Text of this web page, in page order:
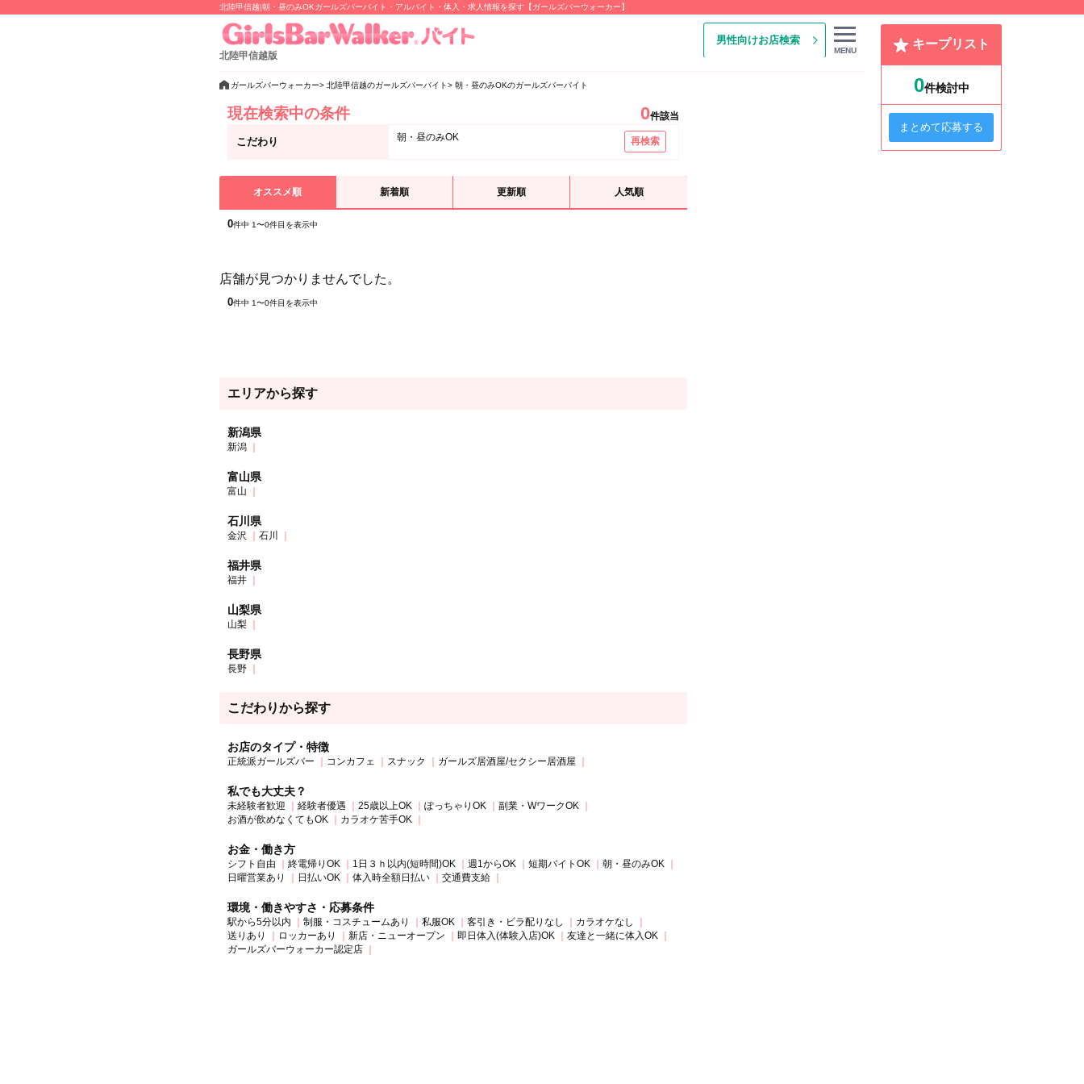
北陸甲信越|朝・昼のみOKガールズバーバイト・アルバイト・体入・求人情報を探す【ガールズバーウォーカー】
北陸甲信越版
男性向けお店検索
MENU
ガールズバーウォーカー 北陸甲信越のガールズバーバイト 朝・昼のみOKのガールズバーバイト
現在検索中の条件 0件該当
こだわり 朝・昼のみOK 再検索
オススメ順 新着順 更新順 人気順
0件中 1〜0件目を表示中
店舗が見つかりませんでした。
0件中 1〜0件目を表示中
エリアから探す
新潟県
新潟
富山県
富山
石川県
金沢 石川
福井県
福井
山梨県
山梨
長野県
長野
こだわりから探す
お店のタイプ・特徴
正統派ガールズバー コンカフェ スナック ガールズ居酒屋/セクシー居酒屋
私でも大丈夫？
未経験者歓迎 経験者優遇 25歳以上OK ぽっちゃりOK
副業・WワークOK
お酒が飲めなくてもOK
カラオケ苦手OK
お金・働き方
シフト自由 終電帰りOK 1日３ｈ以内(短時間)OK 週1からOK 短期バイトOK
朝・昼のみOK
日曜営業あり
日払いOK 体入時全額日払い 交通費支給
環境・働きやすさ・応募条件
駅から5分以内 制服・コスチュームあり 私服OK 客引き・ビラ配りなし
カラオケなし
送りあり
ロッカーあり 新店・ニューオープン 即日体入(体験入店)OK
友達と一緒に体入OK
ガールズバーウォーカー認定店
キープリスト
0件検討中
まとめて応募する